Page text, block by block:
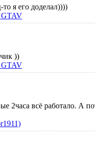
я его доделал))))
GTAV
))
GTAV
2часа всё работало. А